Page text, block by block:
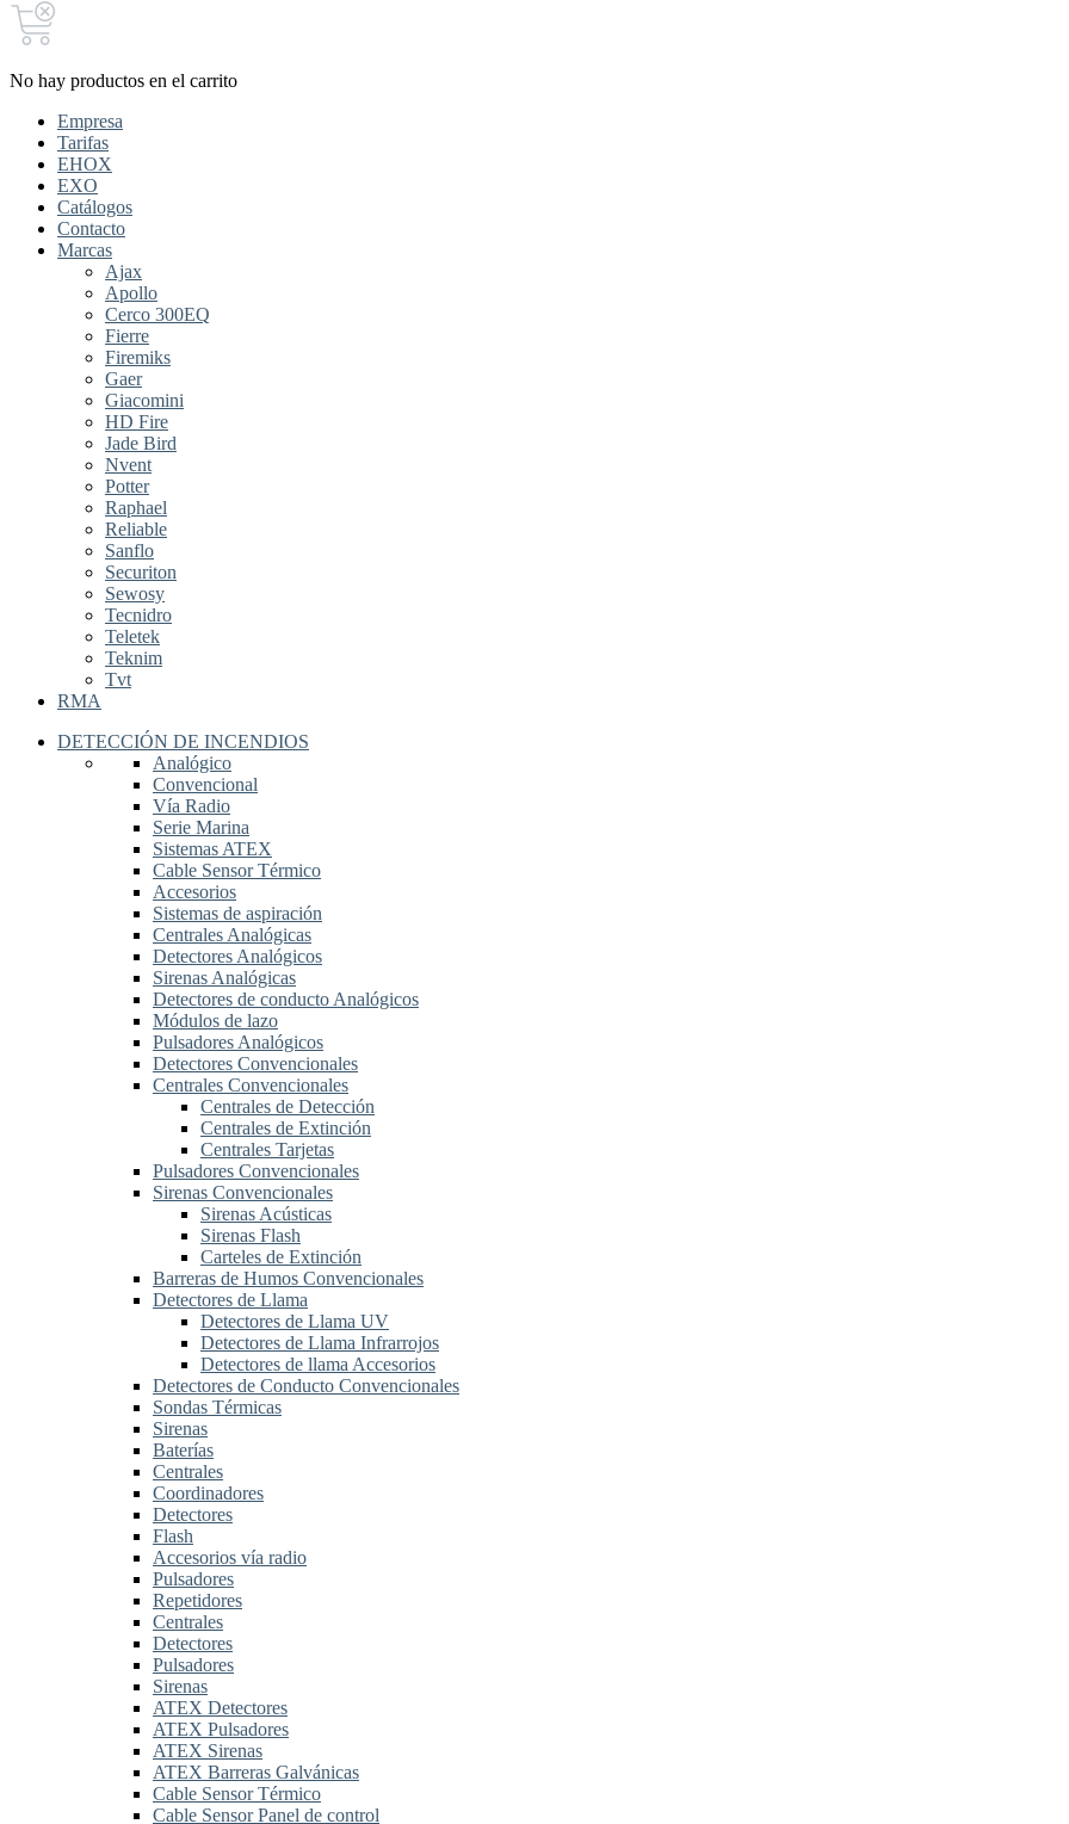
No hay productos en el carrito
Empresa
Tarifas
EHOX
EXO
Catálogos
Contacto
Marcas
Ajax
Apollo
Cerco 300EQ
Fierre
Firemiks
Gaer
Giacomini
HD Fire
Jade Bird
Nvent
Potter
Raphael
Reliable
Sanflo
Securiton
Sewosy
Tecnidro
Teletek
Teknim
Tvt
RMA
DETECCIÓN DE INCENDIOS
Analógico
Convencional
Vía Radio
Serie Marina
Sistemas ATEX
Cable Sensor Térmico
Accesorios
Sistemas de aspiración
Centrales Analógicas
Detectores Analógicos
Sirenas Analógicas
Detectores de conducto Analógicos
Módulos de lazo
Pulsadores Analógicos
Detectores Convencionales
Centrales Convencionales
Centrales de Detección
Centrales de Extinción
Centrales Tarjetas
Pulsadores Convencionales
Sirenas Convencionales
Sirenas Acústicas
Sirenas Flash
Carteles de Extinción
Barreras de Humos Convencionales
Detectores de Llama
Detectores de Llama UV
Detectores de Llama Infrarrojos
Detectores de llama Accesorios
Detectores de Conducto Convencionales
Sondas Térmicas
Sirenas
Baterías
Centrales
Coordinadores
Detectores
Flash
Accesorios vía radio
Pulsadores
Repetidores
Centrales
Detectores
Pulsadores
Sirenas
ATEX Detectores
ATEX Pulsadores
ATEX Sirenas
ATEX Barreras Galvánicas
Cable Sensor Térmico
Cable Sensor Panel de control